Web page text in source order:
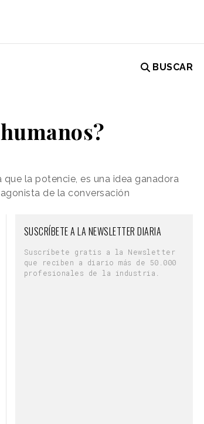
BUSCAR
la potencie, es una idea ganadora
de la conversación
SUSCRÍBETE A LA NEWSLETTER DIARIA
Suscríbete gratis a la Newsletter
que reciben a diario más de 50.000
profesionales de la industria.